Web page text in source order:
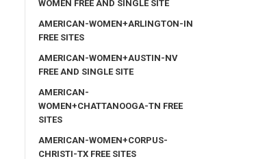
WOMEN FREE AND SINGLE SITE
AMERICAN-WOMEN+ARLINGTON-IN
FREE SITES
AMERICAN-WOMEN+AUSTIN-NV
FREE AND SINGLE SITE
AMERICAN-
WOMEN+CHATTANOOGA-TN FREE
SITES
AMERICAN-WOMEN+CORPUS-
CHRISTI-TX FREE SITES